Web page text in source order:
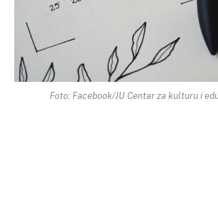
Foto: Facebook/JU Centar za kulturu i